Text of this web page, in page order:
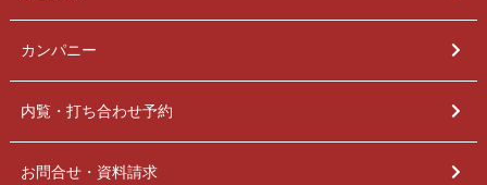
カンパニー
内覧・打ち合わせ予約
お問合せ・資料請求